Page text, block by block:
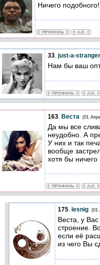
Ничего
33. just-a-stranger
Нам бы ваш
163. Веста (01
Да мы все
неудобно. А
У них и так
вообще
хотя бы
175. lesnig (01
Веста, у
строение.
если её
из чего Вы